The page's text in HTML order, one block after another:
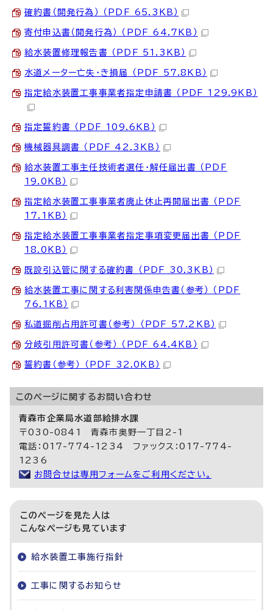
確約書（開発行為） （PDF 65.3KB）
寄付申込書（開発行為） （PDF 64.7KB）
給水装置修理報告書 （PDF 51.3KB）
水道メーター亡失・き損届 （PDF 57.8KB）
指定給水装置工事事業者指定申請書 （PDF 129.9KB）
指定誓約書 （PDF 109.6KB）
機械器具調書 （PDF 42.3KB）
給水装置工事主任技術者選任・解任届出書 （PDF
19.0KB）
指定給水装置工事事業者廃止休止再開届出書 （PDF
17.1KB）
指定給水装置工事事業者指定事項変更届出書 （PDF
18.0KB）
既設引込管に関する確約書 （PDF 30.3KB）
給水装置工事に関する利害関係申告書（参考） （PDF
76.1KB）
私道掘削占用許可書（参考） （PDF 57.2KB）
分岐引用許可書（参考） （PDF 64.4KB）
誓約書（参考） （PDF 32.0KB）
このページに関する お問い合わせ
青森市企業局水道部給排水課
〒030-0841 青森市奥野一丁目2-1
電話：017-774-1234 ファックス：017-774-
1236
お問合せは専用フォームをご利用ください。
このページを見た人は
こんなページも見ています
給水装置工事施行指針
工事に関するお知らせ